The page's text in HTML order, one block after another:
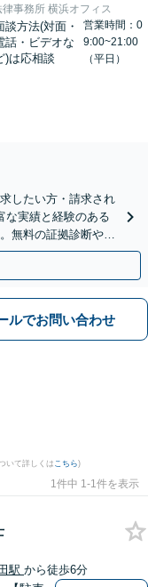
事務所 横浜オフィス
談方法(対面・
話・ビデオな
)は応相談
営業時間：0
9:00~21:00
（平日）
したい方・請求され
な実績と経験のある
無料の証拠診断や着
ださい。
ルでお問い合わせ
いて詳しくは こちら)
1件中 1-1件を表示
駅 から徒歩6分